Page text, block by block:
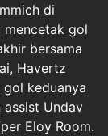
di
gol
bersama
Havertz
keduanya
assist Undav
Eloy Room.